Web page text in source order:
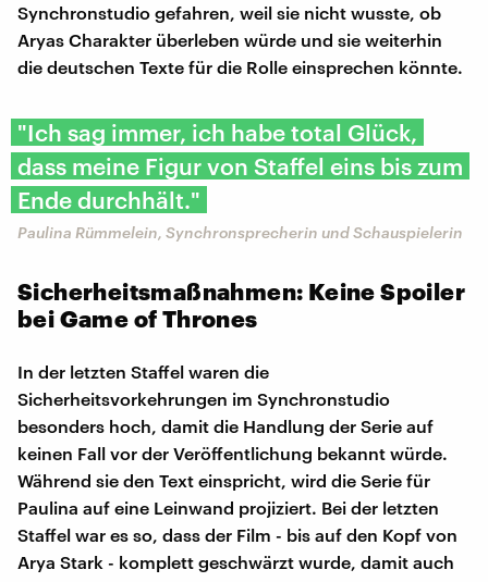
Synchronstudio gefahren, weil sie nicht wusste, ob
Aryas Charakter überleben würde und sie weiterhin
die deutschen Texte für die Rolle einsprechen könnte.
"Ich sag immer, ich habe total Glück,
dass meine Figur von Staffel eins bis zum
Ende durchhält."
Paulina Rümmelein, Synchronsprecherin und Schauspielerin
Sicherheitsmaßnahmen: Keine Spoiler
bei Game of Thrones
In der letzten Staffel waren die
Sicherheitsvorkehrungen im Synchronstudio
besonders hoch, damit die Handlung der Serie auf
keinen Fall vor der Veröffentlichung bekannt würde.
Während sie den Text einspricht, wird die Serie für
Paulina auf eine Leinwand projiziert. Bei der letzten
Staffel war es so, dass der Film - bis auf den Kopf von
Arya Stark - komplett geschwärzt wurde, damit auch